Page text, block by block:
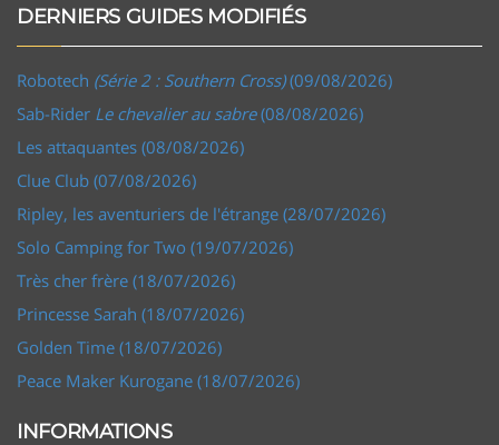
DERNIERS GUIDES MODIFIÉS
Robotech (Série 2 : Southern Cross)(09/08/2026)
Sab-Rider Le chevalier au sabre(08/08/2026)
Les attaquantes (08/08/2026)
Clue Club (07/08/2026)
Ripley, les aventuriers de l'étrange (28/07/2026)
Solo Camping for Two (19/07/2026)
Très cher frère (18/07/2026)
Princesse Sarah (18/07/2026)
Golden Time (18/07/2026)
Peace Maker Kurogane (18/07/2026)
INFORMATIONS